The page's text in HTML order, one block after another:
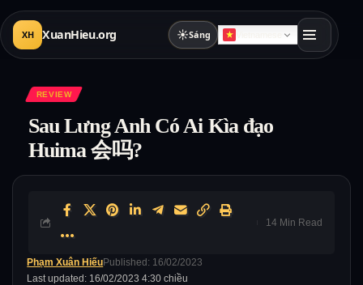
XH XuanHieu.org ☀Sáng
REVIEW
Sau Lưng Anh Có Ai Kìa đạo
Huima 会吗?
Last updated: 16/02/2023 4:30 chiều
Phạm Xuân HiếuPublished: 16/02/2023
14 Min Read